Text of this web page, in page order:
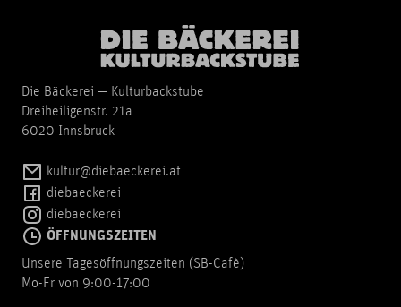
Die Bäckerei — Kulturbackstube
Dreiheiligenstr. 21a
6020 Innsbruck
kultur@diebaeckerei.at
diebaeckerei
diebaeckerei
ÖFFNUNGSZEITEN
Unsere Tagesöffnungszeiten (SB-Cafè)
Mo-Fr von 9:00-17:00